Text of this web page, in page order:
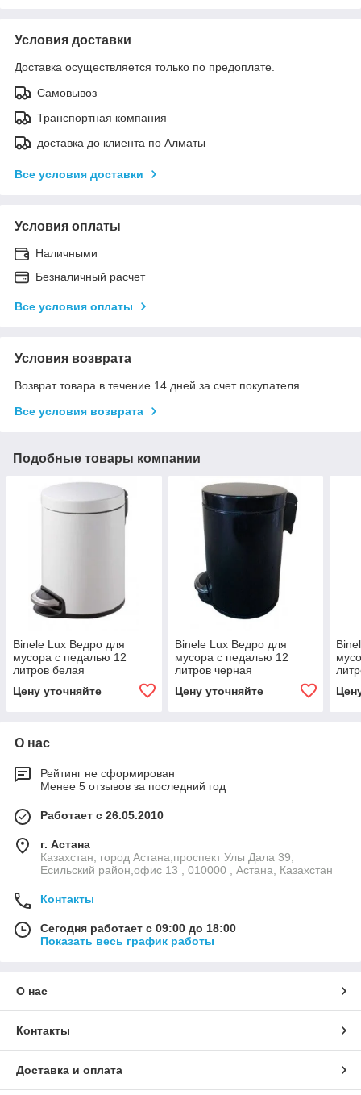
Условия доставки
Доставка осуществляется только по предоплате.
Самовывоз
Транспортная компания
доставка до клиента по Алматы
Все условия доставки
Условия оплаты
Наличными
Безналичный расчет
Все условия оплаты
Условия возврата
Возврат товара в течение 14 дней за счет покупателя
Все условия возврата
Подобные товары компании
Binele Lux Ведро для
мусора с педалью 12
литров белая
Цену уточняйте
Binele Lux Ведро для
мусора с педалью 12
литров черная
Цену уточняйте
О нас
Рейтинг не сформирован
Менее 5 отзывов за последний год
Работает с 26.05.2010
г. Астана
Казахстан, город Астана,проспект Улы Дала 39,
Есильский район,офис 13 , 010000 , Астана, Казахстан
Контакты
Сегодня работает с 09:00 до 18:00
Показать весь график работы
О нас
Контакты
Доставка и оплата